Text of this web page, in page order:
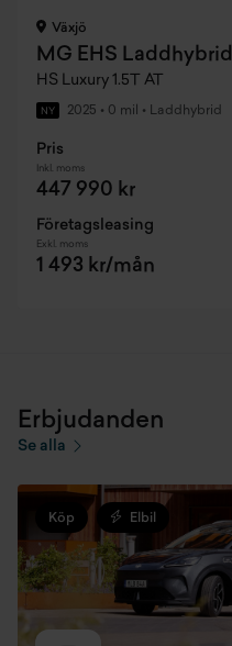
Växjö
MG EHS Laddhybrid
HS Luxury 1.5T AT
NY 2025 • 0 mil • Laddhybrid
Pris
Inkl. moms
447 990 kr
Företagsleasing
Exkl. moms
1 493 kr/mån
Erbjudanden
Se alla
Köp Elbil